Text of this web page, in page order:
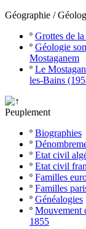
Géographie /
º Grottes de
º Géologie
Mostaganem
º Le
les-Bains
Peuplement
º Biographies
º
º Etat civil
º Etat civil
º Familles
º Familles
º Généalogies
º Mouvement
1855